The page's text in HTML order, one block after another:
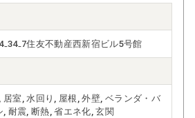
住友不動産西新宿ビル5号館
室, 水回り, 屋根, 外壁, ベランダ・バ
耐震, 断熱, 省エネ化, 玄関